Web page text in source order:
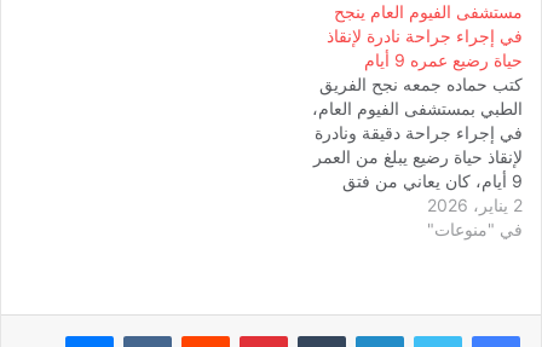
مستشفى الفيوم العام ينجح
في إجراء جراحة نادرة لإنقاذ
حياة رضيع عمره 9 أيام
كتب حماده جمعه نجح الفريق
الطبي بمستشفى الفيوم العام،
في إجراء جراحة دقيقة ونادرة
لإنقاذ حياة رضيع يبلغ من العمر
9 أيام، كان يعاني من فتق
خلقي بالحجاب الحاجز وذلك
في إنجاز طبي يعكس مستوى
2 يناير، 2026
في "منوعات"
لينكدإن بينتيريست ماسنجر